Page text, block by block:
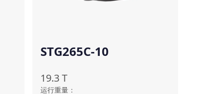
STG265C-10
19.3T
运行重量 ：